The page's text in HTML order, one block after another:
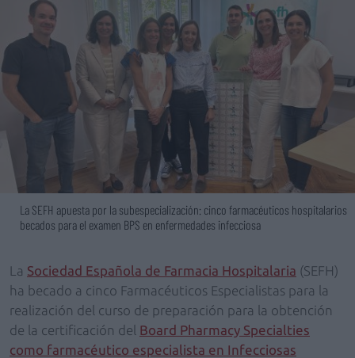
La SEFH apuesta por la subespecialización: cinco farmacéuticos hospitalarios
becados para el examen BPS en enfermedades infecciosa
La Sociedad Española de Farmacia Hospitalaria (SEFH)
ha becado a cinco Farmacéuticos Especialistas para la
realización del curso de preparación para la obtención
de la certificación del Board Pharmacy Specialties
como farmacéutico especialista en Infecciosas